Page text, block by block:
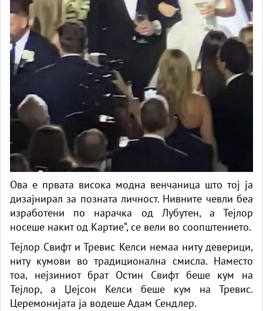
Ова е првата висока модна венчаница што тој ја
дизајнирал за позната личност. Нивните чевли беа
изработени по нарачка од Лубутен, а Тејлор
носеше накит од Картие“, се вели во соопштението.
Тејлор Свифт и Тревис Келси немаа ниту деверици,
ниту кумови во традиционална смисла. Наместо
тоа, нејзиниот брат Остин Свифт беше кум на
Тејлор, а Џејсон Келси беше кум на Тревис.
Церемонијата ја водеше Адам Сендлер.